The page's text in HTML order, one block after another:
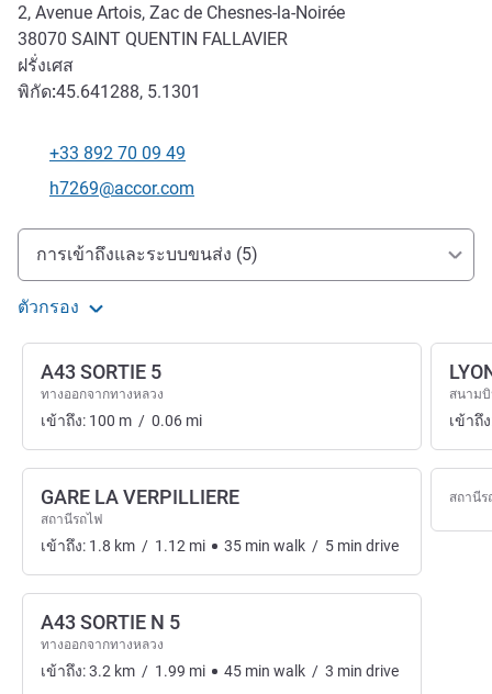
2, Avenue Artois, Zac de Chesnes-la-Noirée
38070 SAINT QUENTIN FALLAVIER
ฝรั่งเศส
พิกัด:45.641288, 5.1301
โทรศัพท์
+33 892 70 09 49
อีเมลติดต่อ
h7269@accor.com
การเข้าถึงและการเดินทาง
การเข้าถึงและระบบขนส่ง (5)
ตัวกรอง
A43 SORTIE 5
ทางออกจากทางหลวง
เข้าถึง: 100 m / 0.06 mi
GARE LA VERPILLIERE
สถานีรถไฟ
เข้าถึง: 1.8 km / 1.12 mi 35 min walk / 5 min drive
A43 SORTIE N 5
ทางออกจากทางหลวง
เข้าถึง:3.2 km / 1.99 mi 45 min walk / 3 min drive
สนาม
เข้าถึ
สถานีร